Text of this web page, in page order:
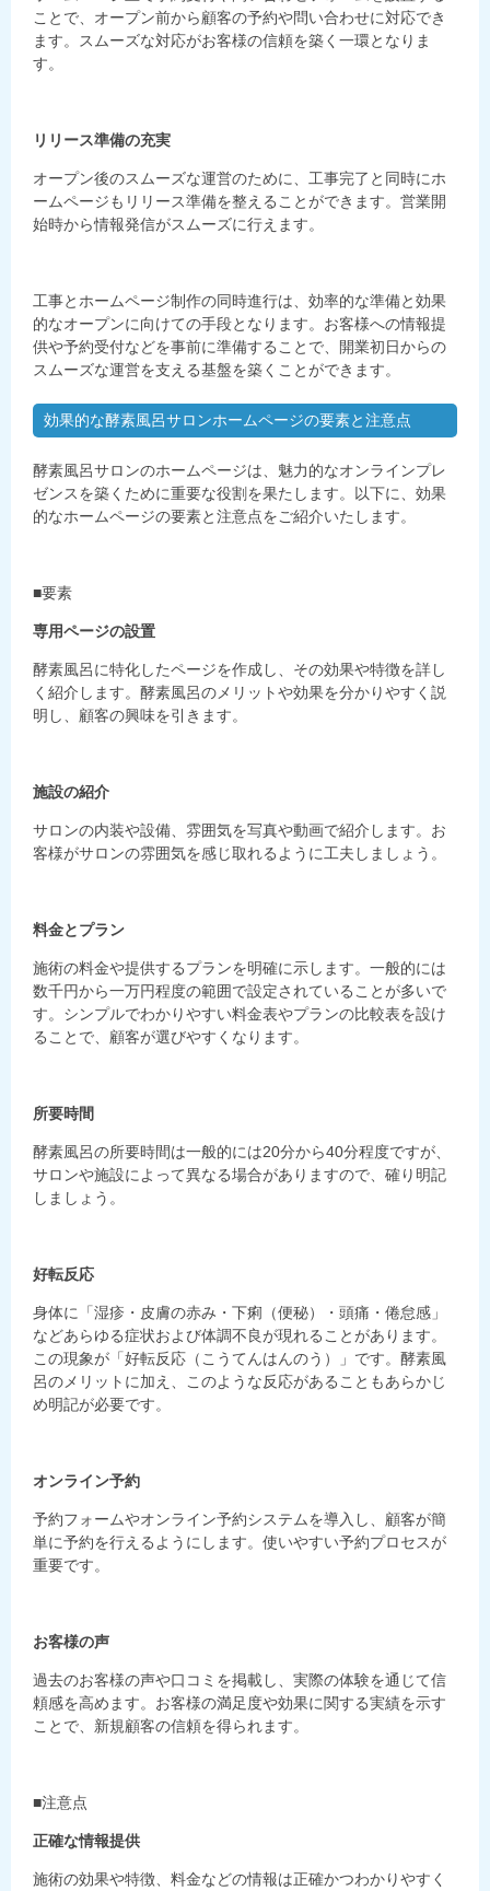
ことで、オープン前から顧客の予約や問い合わせに対応でき
ます。スムーズな対応がお客様の信頼を築く一環となりま
す。
リリース準備の充実
オープン後のスムーズな運営のために、工事完了と同時にホ
ームページもリリース準備を整えることができます。営業開
始時から情報発信がスムーズに行えます。
工事とホームページ制作の同時進行は、効率的な準備と効果
的なオープンに向けての手段となります。お客様への情報提
供や予約受付などを事前に準備することで、開業初日からの
スムーズな運営を支える基盤を築くことができます。
効果的な酵素風呂サロンホームページの要素と注意点
酵素風呂サロンのホームページは、魅力的なオンラインプレ
ゼンスを築くために重要な役割を果たします。以下に、効果
的なホームページの要素と注意点をご紹介いたします。
■要素
専用ページの設置
酵素風呂に特化したページを作成し、その効果や特徴を詳し
く紹介します。酵素風呂のメリットや効果を分かりやすく説
明し、顧客の興味を引きます。
施設の紹介
サロンの内装や設備、雰囲気を写真や動画で紹介します。お
客様がサロンの雰囲気を感じ取れるように工夫しましょう。
料金とプラン
施術の料金や提供するプランを明確に示します。一般的には
数千円から一万円程度の範囲で設定されていることが多いで
す。シンプルでわかりやすい料金表やプランの比較表を設け
ることで、顧客が選びやすくなります。
所要時間
酵素風呂の所要時間は一般的には20分から40分程度ですが、
サロンや施設によって異なる場合がありますので、確り明記
しましょう。
好転反応
身体に「湿疹・皮膚の赤み・下痢（便秘）・頭痛・倦怠感」
などあらゆる症状および体調不良が現れることがあります。
この現象が「好転反応（こうてんはんのう）」です。酵素風
呂のメリットに加え、このような反応があることもあらかじ
め明記が必要です。
オンライン予約
予約フォームやオンライン予約システムを導入し、顧客が簡
単に予約を行えるようにします。使いやすい予約プロセスが
重要です。
お客様の声
過去のお客様の声や口コミを掲載し、実際の体験を通じて信
頼感を高めます。お客様の満足度や効果に関する実績を示す
ことで、新規顧客の信頼を得られます。
■注意点
正確な情報提供
施術の効果や特徴、料金などの情報は正確かつわかりやすく